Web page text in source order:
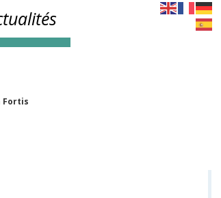
Fortis